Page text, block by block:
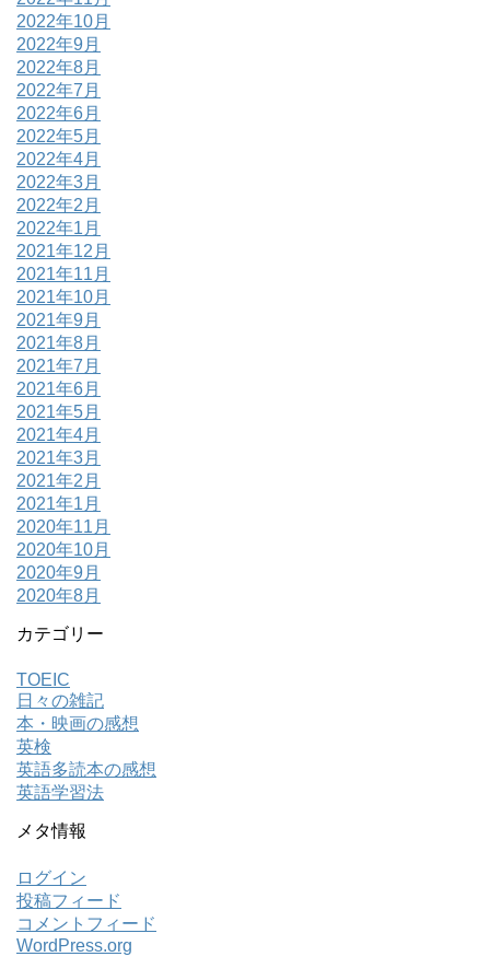
2022年10月
2022年9月
2022年8月
2022年7月
2022年6月
2022年5月
2022年4月
2022年3月
2022年2月
2022年1月
2021年12月
2021年11月
2021年10月
2021年9月
2021年8月
2021年7月
2021年6月
2021年5月
2021年4月
2021年3月
2021年2月
2021年1月
2020年11月
2020年10月
2020年9月
2020年8月
カテゴリー
TOEIC
日々の雑記
本・映画の感想
英検
英語多読本の感想
英語学習法
メタ情報
ログイン
投稿フィード
コメントフィード
WordPress.org